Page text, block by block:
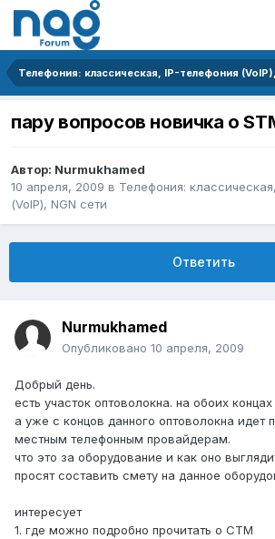
пару вопросов новичка о
Автор: Nurmukhamed
10 апреля, 2009 в Телефония:
(VoIP), NGN сети
Ответить
Nurmukhamed
Опубликовано 10 апреля, 2009
Добрый день.
есть участок оптоволокна. на обоих
а уже с концов данного оптоволокна идет
местным телефонным провайдерам.
что это за оборудование и как оно
просят составить смету на данное
интересует
1. где можно подробно прочитать о СТМ